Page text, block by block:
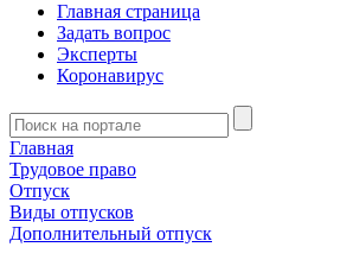
Главная страница
Задать вопрос
Эксперты
Коронавирус
Главная
Трудовое право
Отпуск
Виды отпусков
Дополнительный отпуск